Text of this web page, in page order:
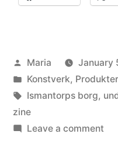
Posted
by
Maria
January
Posted
in
Konstverk, Produkter
Tags:
Ismantorps borg,
zine
Leave a commenton